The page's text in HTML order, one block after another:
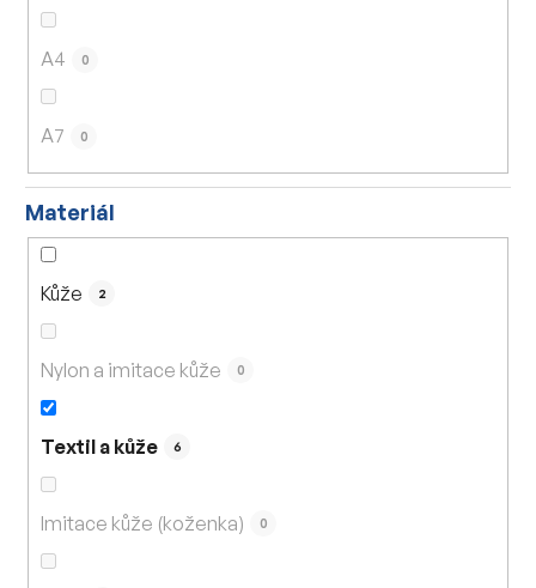
A4 0
A7 0
Materiál
Kůže 2
Nylon a imitace kůže 0
Textil a kůže 6
Imitace kůže (koženka) 0